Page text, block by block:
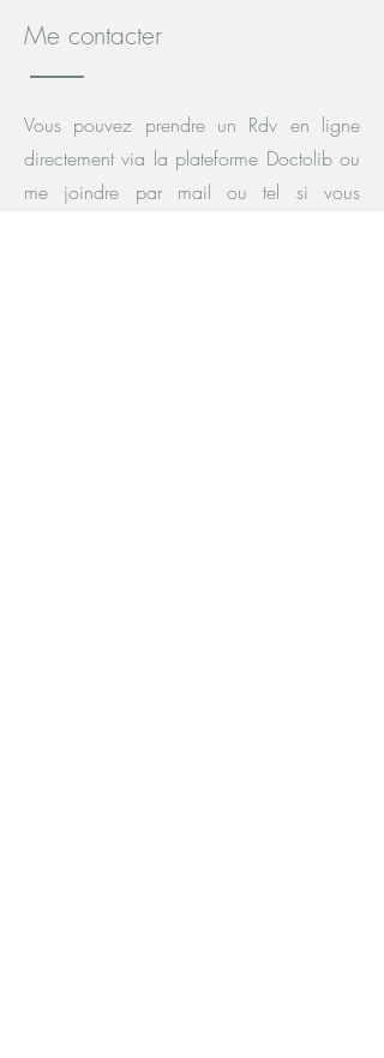
Me contacter
Vous pouvez prendre un Rdv en ligne
directement via la plateforme Doctolib ou
me joindre par mail ou tel si vous